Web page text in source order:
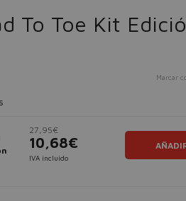
To Toe Kit
Marcar
27,95€
10,68€
IVA incluido